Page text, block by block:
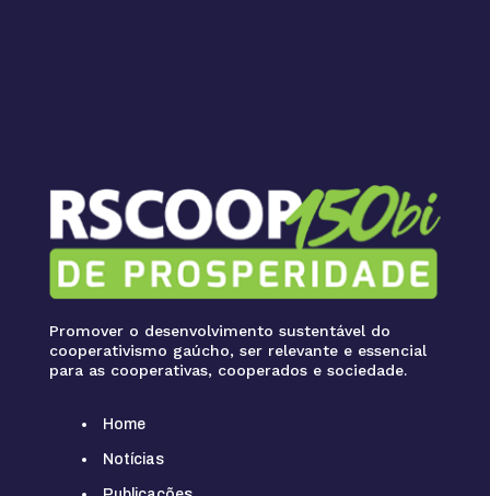
Promover o desenvolvimento sustentável do
cooperativismo gaúcho, ser relevante e essencial
para as cooperativas, cooperados e sociedade.
Home
Notícias